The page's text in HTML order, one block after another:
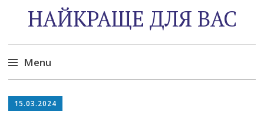
НАЙКРАЩЕ ДЛЯ ВАС
Menu
to
15.03.2024